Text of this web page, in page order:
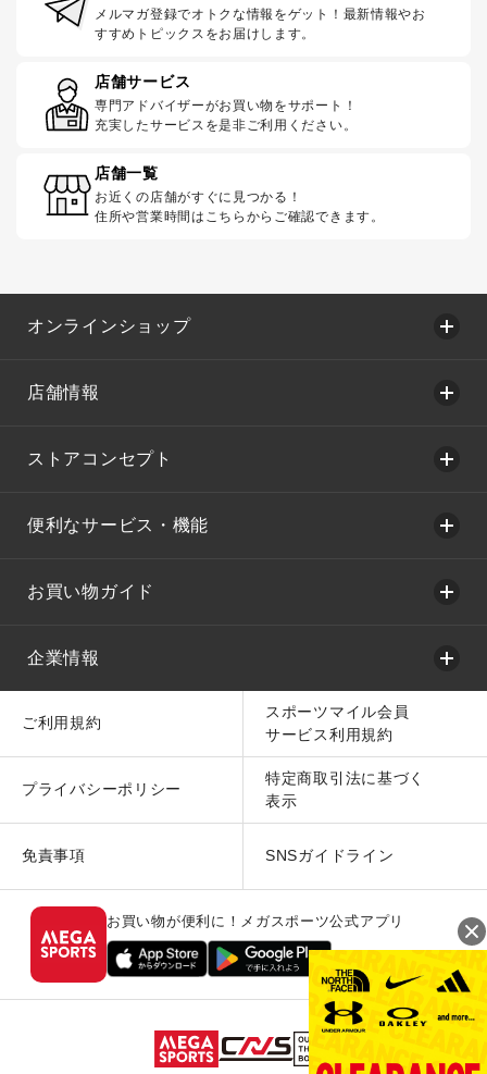
メルマガ登録でオトクな情報をゲット！最新情報やお
すすめトピックスをお届けします。
店舗サービス
専門アドバイザーがお買い物をサポート！
充実したサービスを是非ご利用ください。
店舗一覧
お近くの店舗がすぐに見つかる！
住所や営業時間はこちらからご確認できます。
オンラインショップ
店舗情報
ストアコンセプト
便利なサービス・機能
お買い物ガイド
企業情報
ご利用規約
スポーツマイル会員
サービス利用規約
プライバシーポリシー
特定商取引法に基づく
表示
免責事項 SNSガイドライン
お買い物が便利に！メガスポーツ公式アプリ